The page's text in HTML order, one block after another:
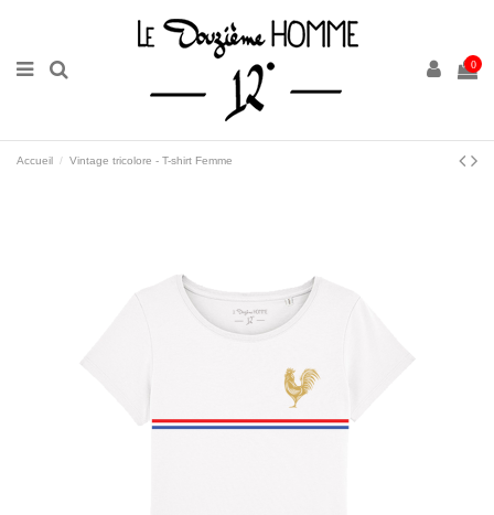
0
Accueil Vintage tricolore - T-shirt Femme